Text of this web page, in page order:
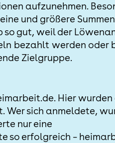
aufzunehmen.
und größere
so gut, weil der
bezahlt werden oder
Zielgruppe.
Hier wurden
Wer sich anmeldete,
nur eine
so erfolgreich –